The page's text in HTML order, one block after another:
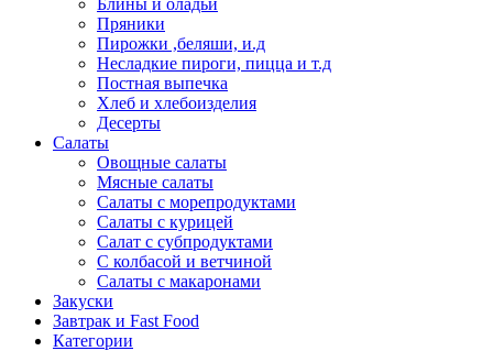
Блины и оладьи
Пряники
Пирожки ,беляши, и.д
Несладкие пироги, пицца и т.д
Постная выпечка
Хлеб и хлебоизделия
Десерты
Салаты
Овощные салаты
Мясные салаты
Салаты с морепродуктами
Салаты с курицей
Салат с субпродуктами
С колбасой и ветчиной
Салаты с макаронами
Закуски
Завтрак и Fast Food
Категории